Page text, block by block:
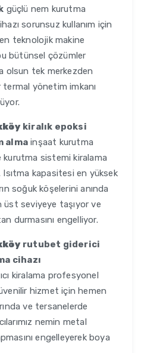
güçlü nem kurutma
sorunsuz kullanım için
teknolojik makine
bütünsel çözümler
olsun tek merkezden
yönetim imkanı
kiralık epoksi
alma inşaat kurutma
sistemi kiralama
kapasitesi en yüksek
soğuk köşelerini anında
üst seviyeye taşıyor ve
durmasını engelliyor.
rutubet giderici
cihazı
kiralama profesyonel
hizmet için hemen
ve tersanelerde
nemin metal
engelleyerek boya